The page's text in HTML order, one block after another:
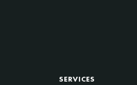
SERVICES